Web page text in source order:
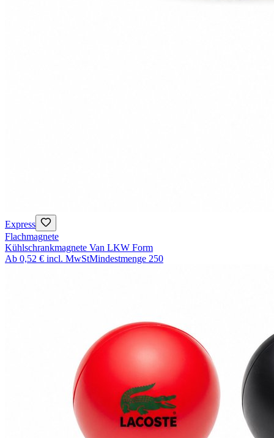
Express
Flachmagnete
Kühlschrankmagnete Van LKW Form
Ab 0,52 € incl. MwStMindestmenge 250